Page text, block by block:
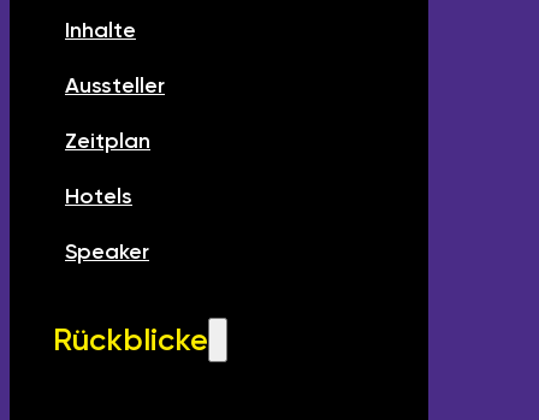
Inhalte
Aussteller
Zeitplan
Hotels
Speaker
Rückblicke